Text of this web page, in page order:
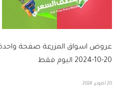
عروض اسواق المزرعة صفحة واحدة
20-10-2024 اليوم فقط
20 أكتوبر، 2024